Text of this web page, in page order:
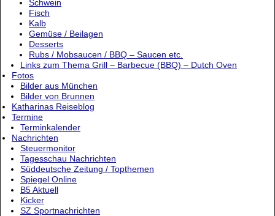
Schwein
Fisch
Kalb
Gemüse / Beilagen
Desserts
Rubs / Mobsaucen / BBQ – Saucen etc.
Links zum Thema Grill – Barbecue (BBQ) – Dutch Oven
Fotos
Bilder aus München
Bilder von Brunnen
Katharinas Reiseblog
Termine
Terminkalender
Nachrichten
Steuermonitor
Tagesschau Nachrichten
Süddeutsche Zeitung / Topthemen
Spiegel Online
B5 Aktuell
Kicker
SZ Sportnachrichten